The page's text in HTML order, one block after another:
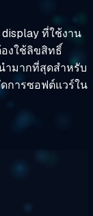
ที่ใช้งาน
องใช้ลิขสิทธิ์
ำมากที่สุดสำหรับ
การซอฟต์แวร์ใน